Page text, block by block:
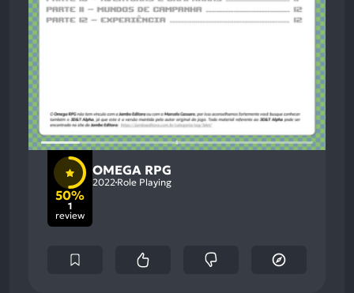
50%
1
review
OMEGA RPG
2022 Role Playing